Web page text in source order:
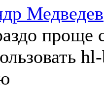
Медведев
проще